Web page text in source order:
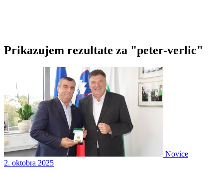
Prikazujem rezultate za "peter-verlic"
Novice
2. oktobra 2025